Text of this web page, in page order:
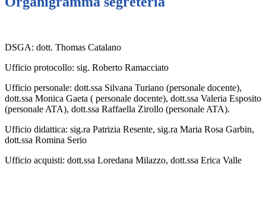
DSGA: dott. Thomas Catalano
Ufficio protocollo: sig. Roberto Ramacciato
Ufficio personale: dott.ssa Silvana Turiano (personale docente),
dott.ssa Monica Gaeta ( personale docente), dott.ssa Valeria Esposito
(personale ATA), dott.ssa Raffaella Zirollo (personale ATA).
Ufficio didattica: sig.ra Patrizia Resente, sig.ra Maria Rosa Garbin,
dott.ssa Romina Serio
Ufficio acquisti: dott.ssa Loredana Milazzo, dott.ssa Erica Valle